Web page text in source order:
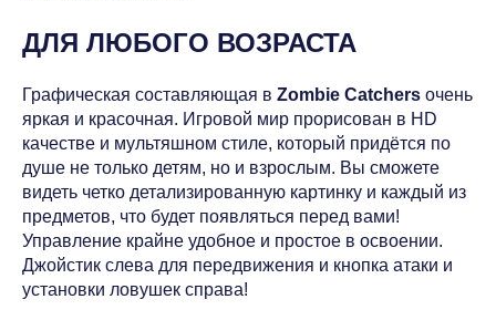
ДЛЯ ЛЮБОГО ВОЗРАСТА
Графическая составляющая в Zombie Catchers очень
яркая и красочная. Игровой мир прорисован в HD
качестве и мультяшном стиле, который придётся по
душе не только детям, но и взрослым. Вы сможете
видеть четко детализированную картинку и каждый из
предметов, что будет появляться перед вами!
Управление крайне удобное и простое в освоении.
Джойстик слева для передвижения и кнопка атаки и
установки ловушек справа!